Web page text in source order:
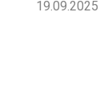
19.09.2025